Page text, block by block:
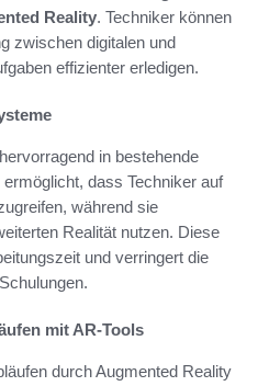
Reality. Techniker können
zwischen digitalen und
effizienter erledigen.
in bestehende
dass Techniker auf
während sie
Realität nutzen. Diese
und verringert die
mit AR-Tools
durch Augmented Reality